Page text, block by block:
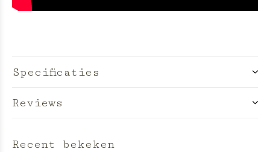
Specificaties
Reviews
Recent bekeken